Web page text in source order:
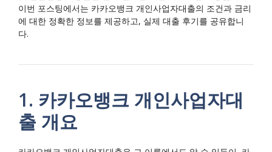
이번 포스팅에서는 카카오뱅크 개인사업자대출의 조건과 금리
에 대한 정확한 정보를 제공하고, 실제 대출 후기를 공유합니
다.
1. 카카오뱅크 개인사업자대
출 개요